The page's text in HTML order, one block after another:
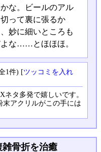
な。ビールのアル
って裏に張るか
妙に細いところも
な……とほほほ。
1件) [ツッコミを入れ
タ多発で嬉しいです。
末アクリルがこの手には
雑骨折を治癒